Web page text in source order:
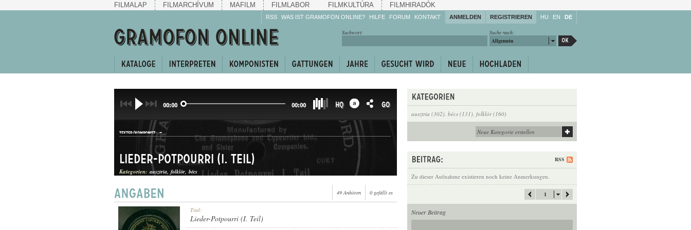
FILMALAP FILMARCHÍVUM MAFILM FILMLABOR FILMKULTÚRA FILMHIRADÓK
RSS WAS IST GRAMOFON ONLINE? HILFE
Machen Sie mit!
weiter!
FORUM KONTAKT ANMELDEN REGISTRIEREN HU EN DE
Suche nach:
Allgemein
Suchwort:
ausztria (302), bécs (131), folklór (160)
RSS
Zu dieser Aufnahme existieren noch keine Anmerkungen.
1
Neuer Beitrag
00:00 00:00 HQ GO
TEXTER/KOMPONIST: -
DALEGYVELEG
Lieder-Potpourri (I. Teil)
Kategorien: ausztria folklór bécs
49 Anhören 0 gefällt es
Titel:
Lieder-Potpourri (I. Teil)